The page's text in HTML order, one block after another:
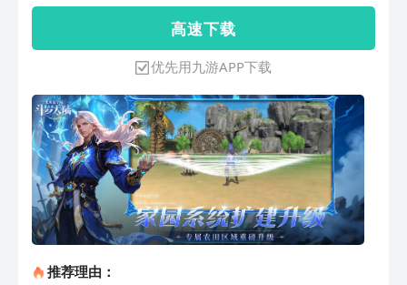
高 速 下 载
优先用九游APP下载
推荐理由：